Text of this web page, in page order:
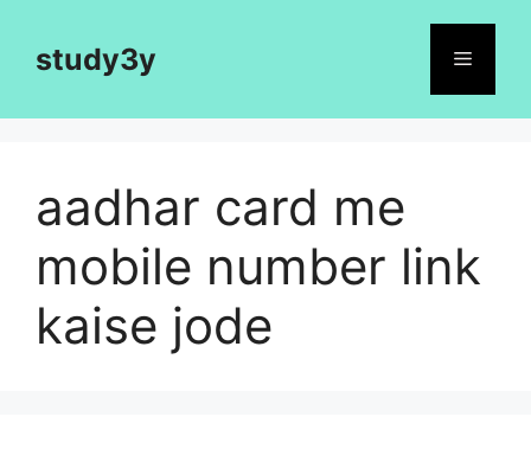
contentstudy3y Menu
aadhar card me
mobile number link
kaise jode